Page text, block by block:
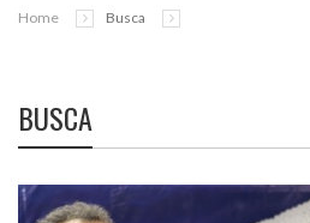
Home Busca
BUSCA